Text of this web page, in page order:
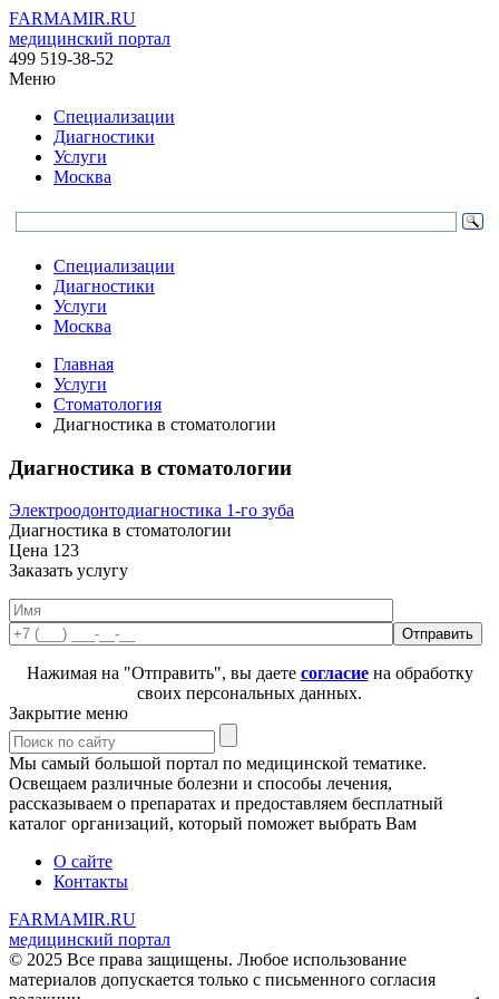
FARMAMIR.RU
медицинский портал
499 519-38-52
Меню
Специализации
Диагностики
Услуги
Москва
Специализации
Диагностики
Услуги
Москва
Главная
Услуги
Стоматология
Диагностика в стоматологии
Диагностика в стоматологии
Электроодонтодиагностика 1-го зуба
Диагностика в стоматологии
Цена 123
Заказать услугу
Нажимая на "Отправить", вы даете согласиена обработку
своих персональных данных.
Закрытие меню
Мы самый большой портал по медицинской тематике.
Освещаем различные болезни и способы лечения,
рассказываем о препаратах и предоставляем бесплатный
каталог организаций, который поможет выбрать Вам
О сайте
Контакты
FARMAMIR.RU
медицинский портал
© 2025 Все права защищены. Любое использование
материалов допускается только с письменного согласия